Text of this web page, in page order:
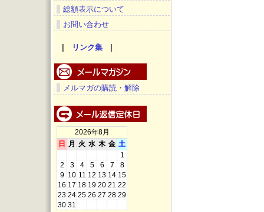
総額表示について
お問い合わせ
| リンク集 |
メルマガの購読・解除
2026年8月
日 月 火 水 木 金 土
1
2
3 4 5 6 7
8
9 10 11 12 13 14 15
16 17 18 19 20 21 22
23 24 25 26 27 28 29
30 31